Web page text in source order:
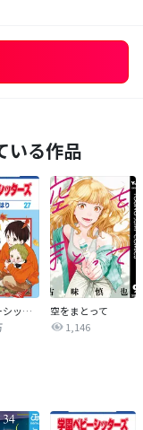
いる作品
学園ベビーシッターズ
空をまとって
1,146